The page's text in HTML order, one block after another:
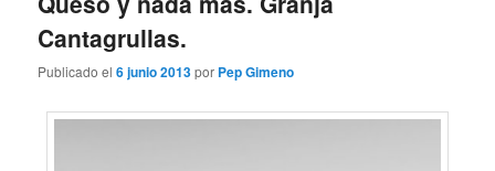
Cantagrullas.
Publicado el6 junio 2013por Pep Gimeno